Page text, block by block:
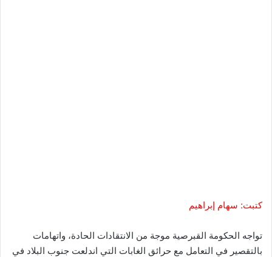
كتبت: سهام إبراهيم
تواجه الحكومة القبرصية موجة من الانتقادات الحادة، واتهامات
بالتقصير في التعامل مع حرائق الغابات التي اندلعت جنوب البلاد في